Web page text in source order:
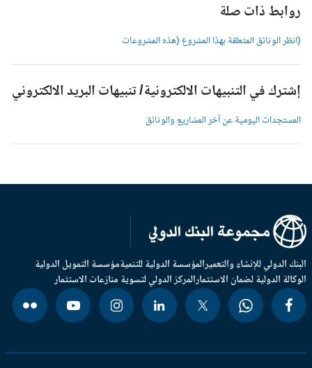
روابط ذات صلة
(انظر الوثائق المتعلقة بهذا المشروع (هذه المشروعات
إشترك في التنبيهات الالكترونية/ تنبيهات البريد الالكتروني
المستجدات اليومية عن آخر المشاريع والوثائق
الدولي للإنشاء والتعميرالمؤسسة الدولية للتنميةمؤسسة التمويل الدولية
الدولية لضمان الاستثمارالمركز الدولي لتسوية منازعات الاستثمار